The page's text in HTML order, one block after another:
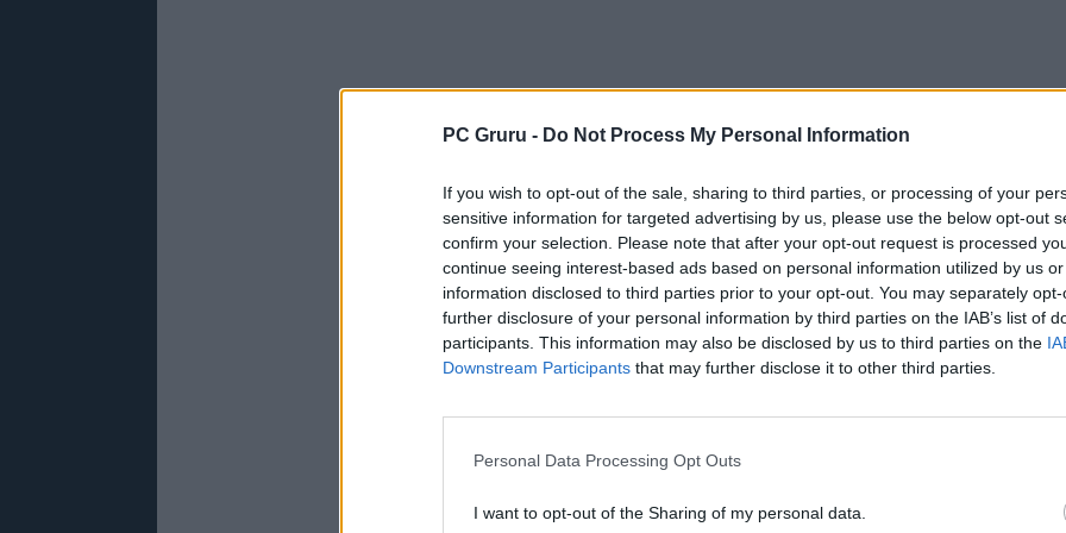
PC Gruru - Do Not Process My Personal Information
If you wish to opt-out of the sale, sharing to third parties, or processing of your
sensitive information for targeted advertising by us, please use the below opt-out
confirm your selection. Please note that after your opt-out request is processed
continue seeing interest-based ads based on personal information utilized by us
information disclosed to third parties prior to your opt-out. You may separately
further disclosure of your personal information by third parties on the IAB’s list of
participants. This information may also be disclosed by us to third parties on the
Downstream Participants that may further disclose it to other third parties.
Personal Data Processing Opt Outs
I want to opt-out of the Sharing of my personal data.